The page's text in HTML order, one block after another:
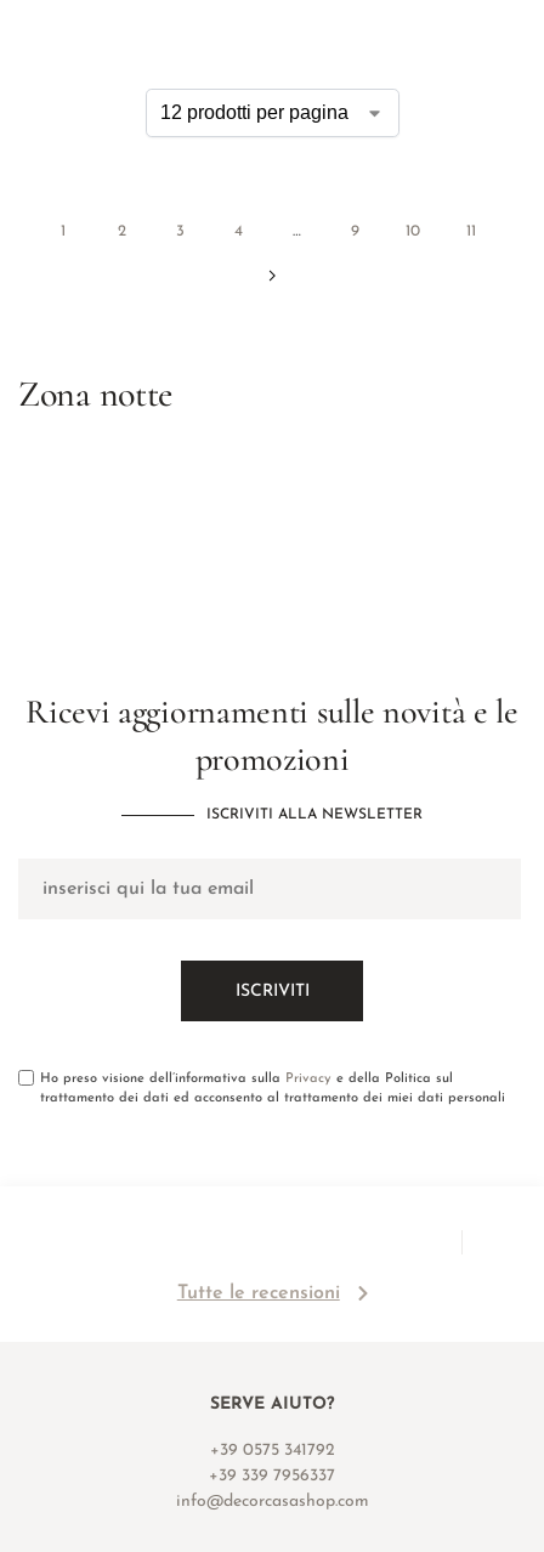
Zona notte
1 2 3 4 … 9 10 11
Ricevi aggiornamenti sulle novità e le
promozioni
ISCRIVITI ALLA NEWSLETTER
Ho preso visione dell’informativa sulla Privacy e della Politica sul
trattamento dei dati ed acconsento al trattamento dei miei dati personali
Tutte le recensioni
SERVE AIUTO?
+39 0575 341792
+39 339 7956337
info@decorcasashop.com